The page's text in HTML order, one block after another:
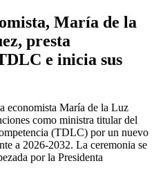
María de la
presta
e inicia sus
economista María de la Luz
como ministra titular del
(TDLC) por un nuevo
a 2026-2032. La ceremonia se
por la Presidenta